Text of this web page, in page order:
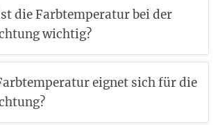
die Farbtemperatur bei der
wichtig?
eignet sich für die